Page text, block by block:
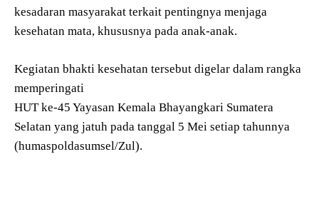
kesadaran masyarakat terkait pentingnya menjaga
kesehatan mata, khususnya pada anak-anak.
Kegiatan bhakti kesehatan tersebut digelar dalam rangka
memperingati
HUT ke-45 Yayasan Kemala Bhayangkari Sumatera
Selatan yang jatuh pada tanggal 5 Mei setiap tahunnya
(humaspoldasumsel/Zul).